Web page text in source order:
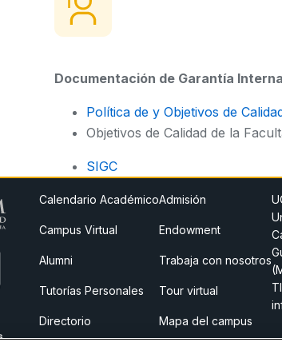
Documentación de Garantía
Política de y Objetivos de
Objetivos de Calidad de la
SIGC
Calendario Académico
Campus Virtual
Alumni
Tutorías Personales
Directorio
Admisión
Endowment
Trabaja con nosotros
Tour virtual
Mapa del campus